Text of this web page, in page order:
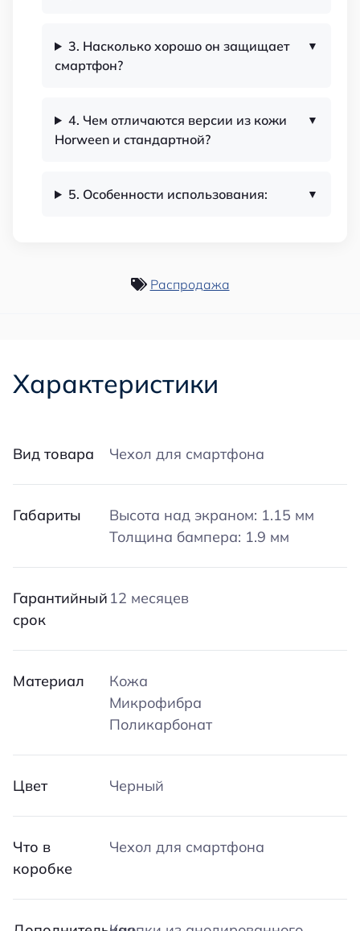
3. Насколько хорошо он защищает
смартфон?
4. Чем отличаются версии из кожи
Horween и стандартной?
5. Особенности использования:
Распродажа
Характеристики
Вид товара Чехол для смартфона
Габариты
Высота над экраном: 1.15 мм
Толщина бампера: 1.9 мм
Гарантийный
срок
12 месяцев
Материал
Кожа
Микрофибра
Поликарбонат
Цвет Черный
Что в
коробке
Чехол для смартфона